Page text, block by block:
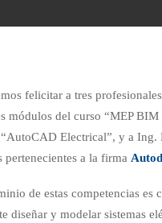
felicitar a tres
módulos del curso “MEP
Electrical”, y a
pertenecientes a la firma
de estas competencias es
diseñar y modelar sistemas